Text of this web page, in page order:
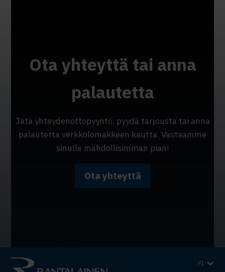
Ota yhteyttä tai anna
palautetta
Jätä yhteydenottopyyntö, pyydä tarjousta tai anna
palautetta verkkolomakkeen kautta. Vastaamme
sinulle mahdollisimman pian!
Ota yhteyttä
FI